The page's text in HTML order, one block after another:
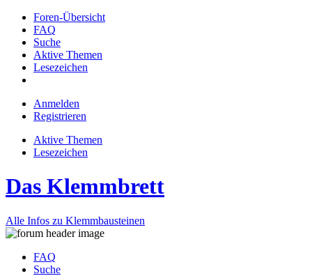
Foren-Übersicht
FAQ
Suche
Aktive Themen
Lesezeichen
Anmelden
Registrieren
Aktive Themen
Lesezeichen
Das Klemmbrett
Alle Infos zu Klemmbausteinen
FAQ
Suche